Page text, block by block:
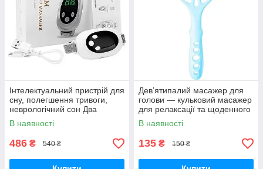
Інтелектуальний пристрій для
сну, полегшення тривоги,
неврологічний сон Два
режими, 20 рівнів
інтенсивності
В наявності
486 ₴ 540 ₴
Дев’ятипалий масажер для
голови — кульковий масажер
для релаксації та щоденного
комфорту
В наявності
135 ₴ 150 ₴